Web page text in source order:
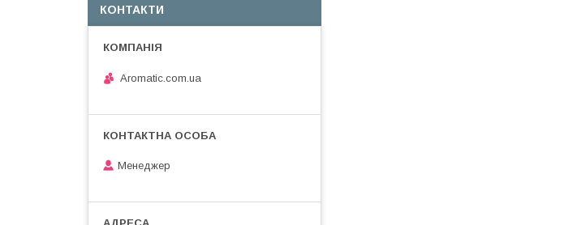
КОНТАКТИ
Aromatic.com.ua
Менеджер